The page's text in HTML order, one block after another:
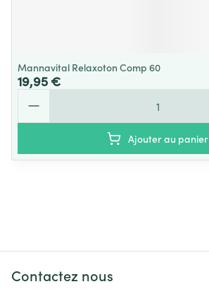
Mannavital Relaxoton Comp 60
19,95 €
Ajouter au panier
Contactez nous